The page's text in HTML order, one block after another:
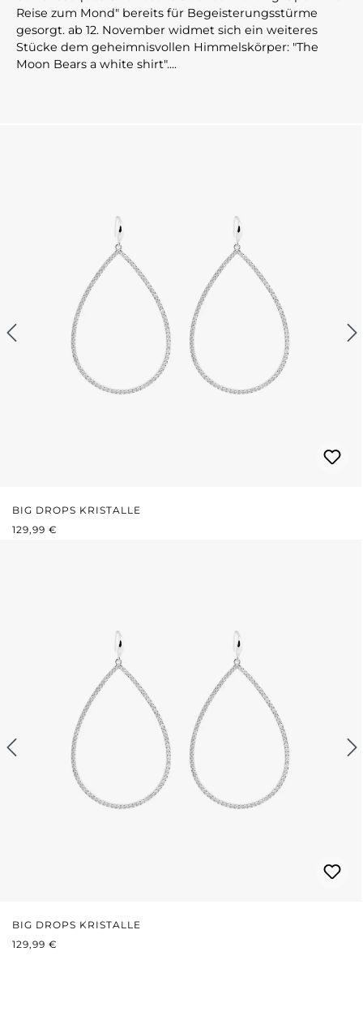
Reise zum Mond" bereits für Begeisterungsstürme
gesorgt. ab 12. November widmet sich ein weiteres
Stücke dem geheimnisvollen Himmelskörper: "The
Moon Bears a white shirt"....
BIG DROPS KRISTALLE
REGULÄRER PREIS:
129,99 €
BIG DROPS KRISTALLE
REGULÄRER PREIS:
129,99 €